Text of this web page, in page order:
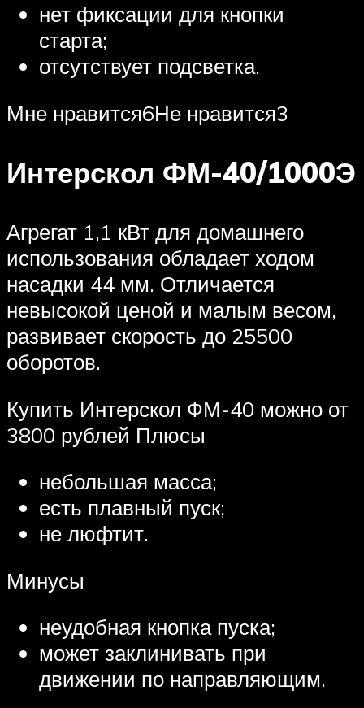
нет фиксации для кнопки
старта;
отсутствует подсветка.
Мне нравится6Не нравится3
Интерскол ФМ-40/1000Э
Агрегат 1,1 кВт для домашнего
использования обладает ходом
насадки 44 мм. Отличается
невысокой ценой и малым весом,
развивает скорость до 25500
оборотов.
Купить Интерскол ФМ-40 можно от
3800 рублей Плюсы
небольшая масса;
есть плавный пуск;
не люфтит.
Минусы
неудобная кнопка пуска;
может заклинивать при
движении по направляющим.